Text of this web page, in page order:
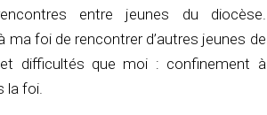
entre jeunes du diocèse.
foi de rencontrer d’autres jeunes de
difficultés que moi : confinement à
la foi.